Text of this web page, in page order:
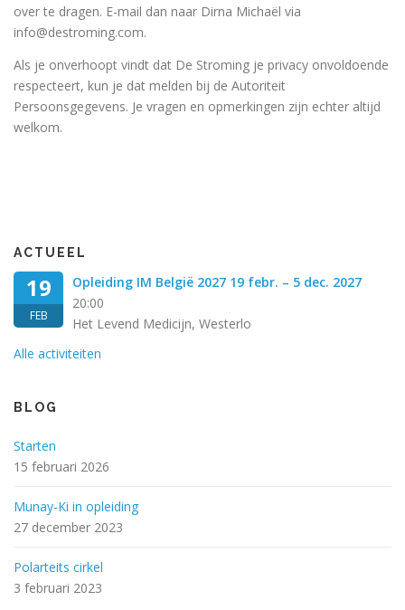
over te dragen. E-mail dan naar Dirna Michaël via
info@destroming.com.
Als je onverhoopt vindt dat De Stroming je privacy onvoldoende
respecteert, kun je dat melden bij de Autoriteit
Persoonsgegevens. Je vragen en opmerkingen zijn echter altijd
welkom.
ACTUEEL
19
FEB
Opleiding IM België 2027 19 febr. – 5 dec. 2027
20:00
Het Levend Medicijn, Westerlo
Alle activiteiten
BLOG
Starten
15 februari 2026
Munay-Ki in opleiding
27 december 2023
Polarteits cirkel
3 februari 2023